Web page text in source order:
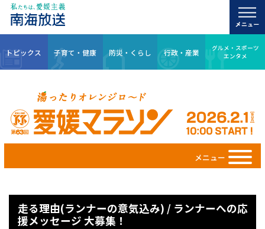
トピックス 子育て・健康 防災・くらし 行政・産業
グルメ・スポーツ
エンタメ
メニュー
走る理由(ランナーの意気込み) / ランナーへの応
援メッセージ 大募集！